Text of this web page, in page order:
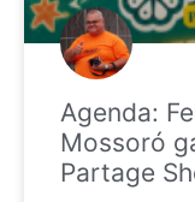
Agenda:
Mossoró
Partage